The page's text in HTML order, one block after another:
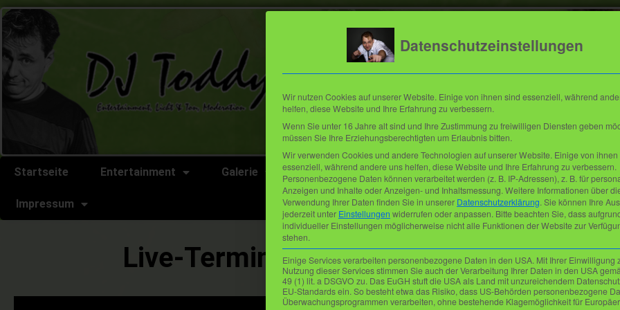
Startseite Entertainment Galerie Live-Termine Mehr Referenzen
Impressum
Live-Termine 2026
DJ Toddy
Entertainment
Thorsten Siemer
Reepschlägerstraße
Datenschutzeinstellungen
Wir nutzen Cookies auf unserer Website. Einige von ihnen sind essenziell, während
helfen, diese Website und Ihre Erfahrung zu verbessern.
Wenn Sie unter 16 Jahre alt sind und Ihre Zustimmung zu freiwilligen Diensten geben
müssen Sie Ihre Erziehungsberechtigten um Erlaubnis bitten.
Wir verwenden Cookies und andere Technologien auf unserer Website. Einige von
essenziell, während andere uns helfen, diese Website und Ihre Erfahrung zu verbessern.
Personenbezogene Daten können verarbeitet werden (z. B. IP-Adressen), z. B. für
Anzeigen und Inhalte oder Anzeigen- und Inhaltsmessung. Weitere Informationen über
Verwendung Ihrer Daten finden Sie in unserer Datenschutzerklärung. Sie können Ihre
jederzeit unter Einstellungen widerrufen oder anpassen. Bitte beachten Sie, dass
individueller Einstellungen möglicherweise nicht alle Funktionen der Website zur
stehen.
Einige Services verarbeiten personenbezogene Daten in den USA. Mit Ihrer Einwilligung
Nutzung dieser Services stimmen Sie auch der Verarbeitung Ihrer Daten in den USA
49 (1) lit. a DSGVO zu. Das EuGH stuft die USA als Land mit unzureichendem
EU-Standards ein. So besteht etwa das Risiko, dass US-Behörden personenbezogene
Überwachungsprogrammen verarbeiten, ohne bestehende Klagemöglichkeit für